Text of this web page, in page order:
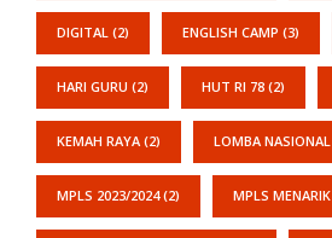
DIGITAL (2) ENGLISH CAMP (3)
HARI GURU (2) HUT RI 78 (2)
KEMAH RAYA (2) LOMBA NASIONAL
MPLS 2023/2024(2) MPLS MENARIK